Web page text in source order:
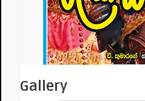
Gallery